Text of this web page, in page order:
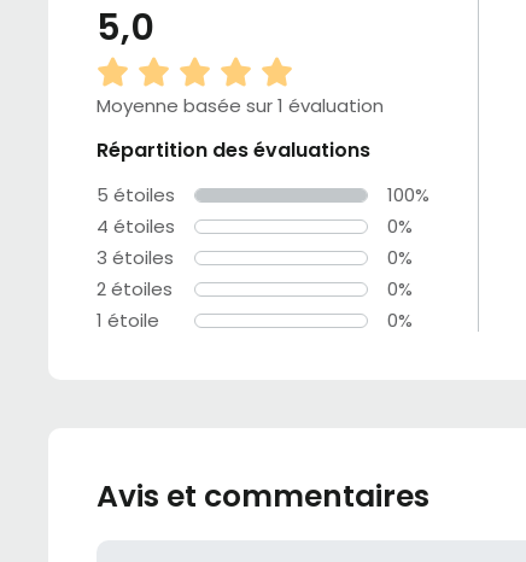
5,0
Moyenne basée sur 1 évaluation
Répartition des évaluations
5 étoiles
100%
4 étoiles
0%
3 étoiles
0%
2 étoiles
0%
1 étoile
0%
Avis et commentaires